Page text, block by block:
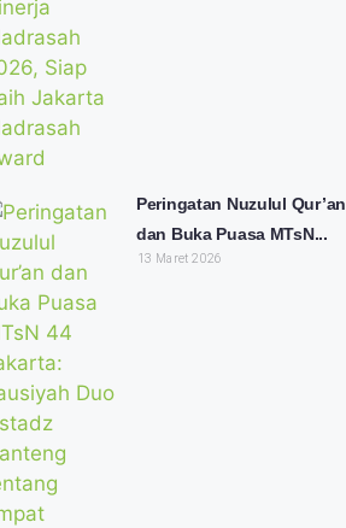
Peringatan Nuzulul Qur’an
dan Buka Puasa MTsN...
13 Maret 2026